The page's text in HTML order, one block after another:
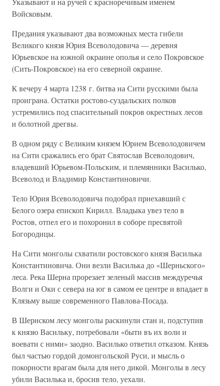
Войсковым.
Предания указывают два возможных места гибели
Великого князя Юрия Всеволодовича — деревня
Юрьевское на южной окраине ополья и село Покровское
(Сить-Покровское) на его северной окраине.
К вечеру 4 марта 1238 г. битва на Сити русскими была
проиграна. Остатки ростово-суздальских полков
устремились под спасительный покров окрестных лесов
и болотной дрегвы.
В одном ряду с Великим князем Юрием Всеволодовичем
на Сити сражались его брат Святослав Всеволодович,
владевший Юрьевом-Польским, и племянники Василько,
Всеволод и Владимир Константиновичи.
Тело Юрия Всеволодовича подобрал приехавший с
Белого озера епископ Кирилл. Владыка увез тело в
Ростов, отпел его и похоронил в соборе пресвятой
Богородицы.
На Сити монголы схватили ростовского князя Василька
Константиновича. Они везли Василька до «Шерньского»
леса. Река Шерна прорезает зеленый массив междуречья
Волги и Оки с севера на юг в самом ее центре и впадает в
Клязьму выше современного Павлова-Посада.
В Шернском лесу монголы раскинули стан и, подступив
к князю Васильку, потребовали «быти въ их воли и
воевати с ними» заодно. Василько ответил отказом. Князь
был частью гордой домонгольской Руси, и мысль о
покорности врагам была для него дикой. Монголы в лесу
убили Василька и, бросив тело, уехали.